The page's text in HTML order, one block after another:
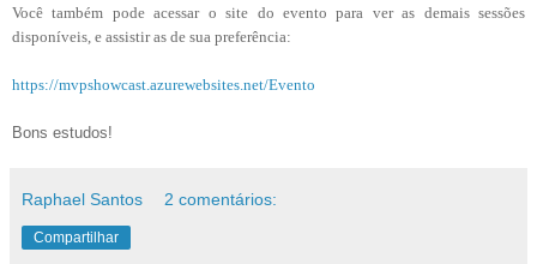
Você também pode acessar o site do evento para ver as demais sessões
disponíveis, e assistir as de sua preferência:
https://mvpshowcast.azurewebsites.net/Evento
Bons estudos!
Raphael Santos 2 comentários:
Compartilhar